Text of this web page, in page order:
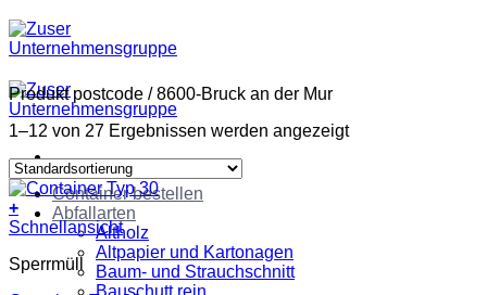
Zum
Inhalt
springen
Container bestellen
Abfallarten
Altholz
Altpapier und Kartonagen
Baum- und Strauchschnitt
Bauschutt rein
Produkt postcode /8600-Bruck an der Mur
1–12 von 27 Ergebnissen werden angezeigt
+
Schnellansicht
Sperrmüll